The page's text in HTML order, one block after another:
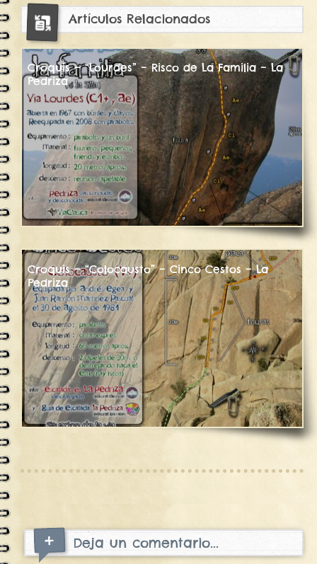
Artículos Relacionados
Croquis – “Lourdes” – Risco de La Familia – La
Pedriza
Croquis – “Colocausto” – Cinco Cestos – La
Pedriza
Deja un comentario...